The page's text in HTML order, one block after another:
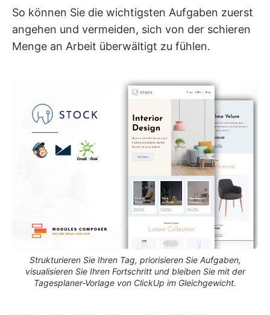
So können Sie die wichtigsten Aufgaben zuerst
angehen und vermeiden, sich von der schieren
Menge an Arbeit überwältigt zu fühlen.
Strukturieren Sie Ihren Tag, priorisieren Sie Aufgaben,
visualisieren Sie Ihren Fortschritt und bleiben Sie mit der
Tagesplaner-Vorlage von ClickUp im Gleichgewicht.